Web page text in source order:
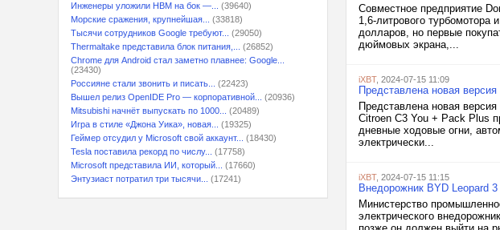
Инженеры уложили HBM на бок —...
(39640)
Морские сражения, крупнейшая...
(33818)
Тысячи сотрудников Google требуют...
(29050)
Thermaltake представила блок питания,...
(26852)
Chrome для Android стал заметно плавнее: Google...
(23430)
Россияне стали звонить и писать...
(22423)
Вышел релиз OpenIDE Pro — корпоративной...
(20936)
Mitsubishi начнёт выпускать по 1000...
(20489)
Игра в стиле «Джона Уика», новая...
(19325)
Геймер отсудил у Microsoft свой аккаунт...
(18430)
Tesla поставила рекорд по числу...
(17758)
Microsoft представила ИИ, который...
(17660)
Энтузиаст потратил три тысячи...
(17241)
Совместное предприятие
1,6-литрового турбомотора
долларов, но первые
дюймовых экрана,...
iXBT, 2024-07-15 11:09
Представлена новая
Представлена новая
Citroen C3 You + Pack Plus
дневные ходовые огни,
электрически...
iXBT, 2024-07-15 11:15
Внедорожник BYD Leopard
Министерство
электрического